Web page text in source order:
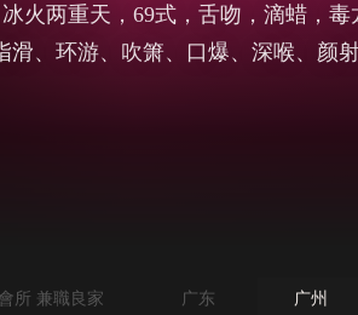
火两重天，69式，舌吻，滴蜡，
滑、环游、吹箫、口爆、深喉、颜
所 兼職良家 广东 广州